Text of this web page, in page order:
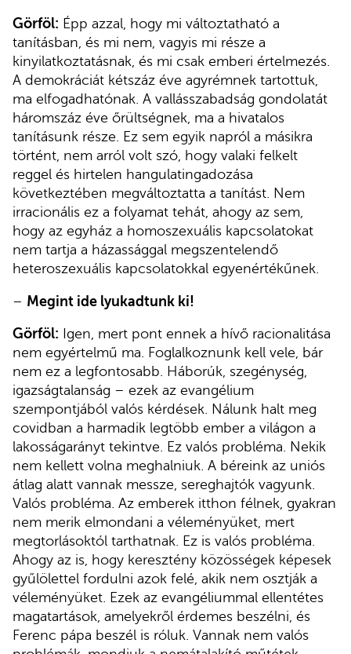
Görföl: Épp azzal, hogy mi változtatható a
tanításban, és mi nem, vagyis mi része a
kinyilatkoztatásnak, és mi csak emberi értelmezés.
A demokráciát kétszáz éve agyrémnek tartottuk,
ma elfogadhatónak. A vallásszabadság gondolatát
háromszáz éve őrültségnek, ma a hivatalos
tanításunk része. Ez sem egyik napról a másikra
történt, nem arról volt szó, hogy valaki felkelt
reggel és hirtelen hangulatingadozása
következtében megváltoztatta a tanítást. Nem
irracionális ez a folyamat tehát, ahogy az sem,
hogy az egyház a homoszexuális kapcsolatokat
nem tartja a házassággal megszentelendő
heteroszexuális kapcsolatokkal egyenértékűnek.
– Megint ide lyukadtunk ki!
Görföl: Igen, mert pont ennek a hívő racionalitása
nem egyértelmű ma. Foglalkoznunk kell vele, bár
nem ez a legfontosabb. Háborúk, szegénység,
igazságtalanság – ezek az evangélium
szempontjából valós kérdések. Nálunk halt meg
covidban a harmadik legtöbb ember a világon a
lakosságarányt tekintve. Ez valós probléma. Nekik
nem kellett volna meghalniuk. A béreink az uniós
átlag alatt vannak messze, sereghajtók vagyunk.
Valós probléma. Az emberek itthon félnek, gyakran
nem merik elmondani a véleményüket, mert
megtorlásoktól tarthatnak. Ez is valós probléma.
Ahogy az is, hogy keresztény közösségek képesek
gyűlölettel fordulni azok felé, akik nem osztják a
véleményüket. Ezek az evangéliummal ellentétes
magatartások, amelyekről érdemes beszélni, és
Ferenc pápa beszél is róluk. Vannak nem valós